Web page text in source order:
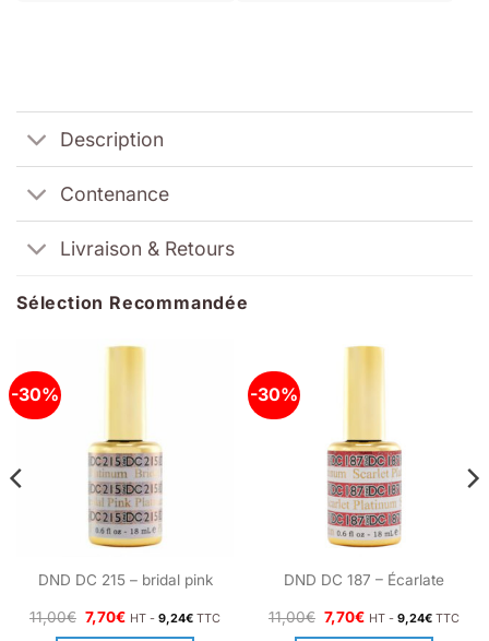
Description
Contenance
Livraison & Retours
Sélection Recommandée
-30%
DND DC 215 – bridal pink
11,00€ Le
prix
7,70€Le
HT -9,24€ TTC
-30%
DND DC 187 – Écarlate
11,00€ Le
prix
7,70€Le
HT -9,24€ TTC